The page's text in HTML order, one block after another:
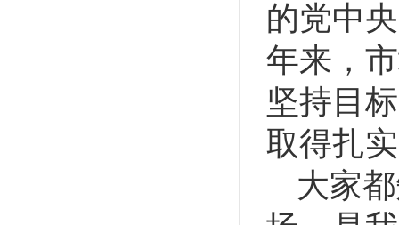
的党中
年来，
坚持目
取得扎
大家